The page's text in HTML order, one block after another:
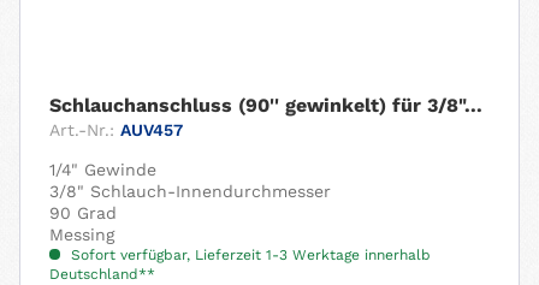
Schlauchanschluss (90'' gewinkelt) für 3/8"...
Art.-Nr.: AUV457
1/4" Gewinde
3/8" Schlauch-Innendurchmesser
90 Grad
Messing
Sofort verfügbar, Lieferzeit 1-3 Werktage innerhalb
Deutschland**